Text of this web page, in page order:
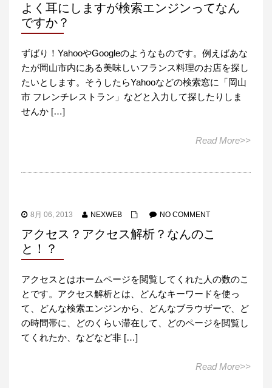
よく耳にしますが検索エンジンってなん
ですか？
ずばり！YahooやGoogleのようなものです。例えばあな
たが岡山市内にある美味しいフランス料理のお店を探し
たいとします。そうしたらYahooなどの検索窓に「岡山
市 フレンチレストラン」などと入力して探したりしま
せんか […]
Read More>>
8月 06, 2013 NEXWEB NO COMMENT
アクセス？アクセス解析？なんのこ
と！？
アクセスとはホームページを閲覧してくれた人の数のこ
とです。アクセス解析とは、どんなキーワードを使っ
て、どんな検索エンジンから、どんなブラウザーで、ど
の時間帯に、どのくらい滞在して、どのページを閲覧し
てくれたか、などなど非 […]
Read More>>